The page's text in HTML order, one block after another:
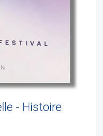
- Histoire